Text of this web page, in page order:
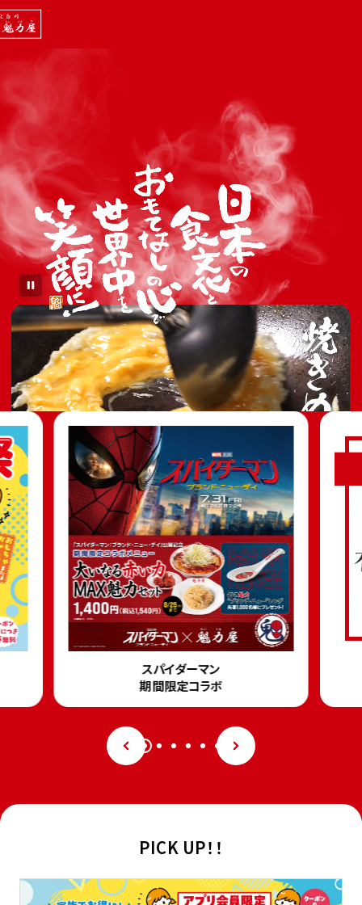
自慢の看板メニュー、京都背脂醤油。
笑顔と活気でココロもカラダも満たし、世界中に笑顔
の輪を広げます。
スパイダーマン
期間限定コラボ
PICK UP！！